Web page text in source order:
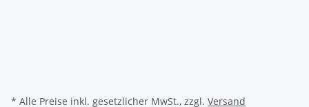
* Alle Preise inkl. gesetzlicher MwSt., zzgl. Versand